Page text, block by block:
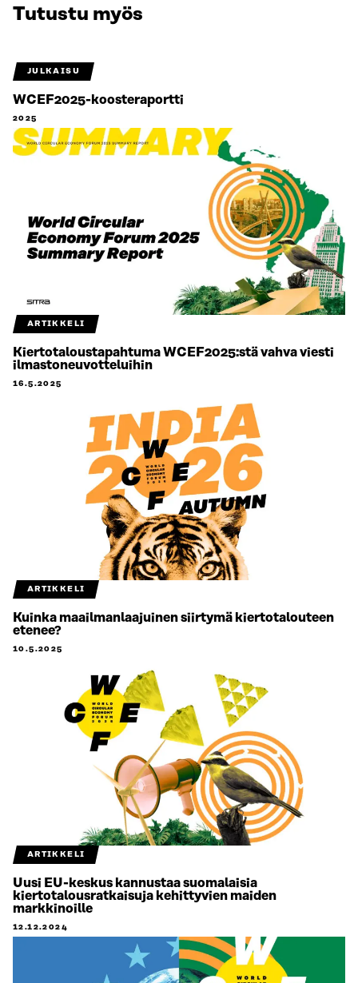
Tutustu myös
JULKAISU
WCEF2025-koosteraportti
2025
ARTIKKELI
Kiertotaloustapahtuma WCEF2025:stä vahva viesti
ilmastoneuvotteluihin
16.5.2025
ARTIKKELI
Kuinka maailmanlaajuinen siirtymä kiertotalouteen
etenee?
10.5.2025
ARTIKKELI
Uusi EU-keskus kannustaa suomalaisia
kiertotalousratkaisuja kehittyvien maiden
markkinoille
12.12.2024